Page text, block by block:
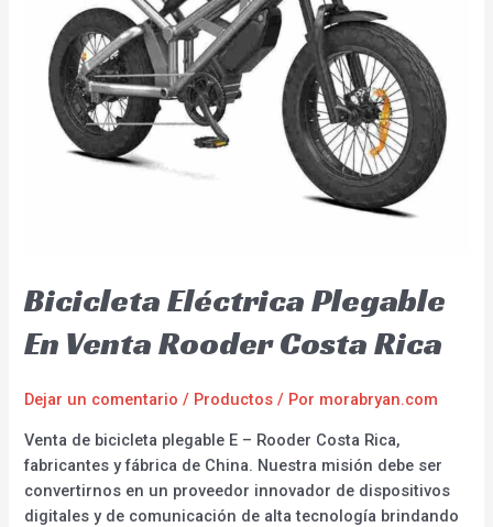
Bicicleta Eléctrica Plegable
En Venta Rooder Costa Rica
Dejar un comentario / Productos / Por morabryan.com
Venta de bicicleta plegable E – Rooder Costa Rica,
fabricantes y fábrica de China. Nuestra misión debe ser
convertirnos en un proveedor innovador de dispositivos
digitales y de comunicación de alta tecnología brindando